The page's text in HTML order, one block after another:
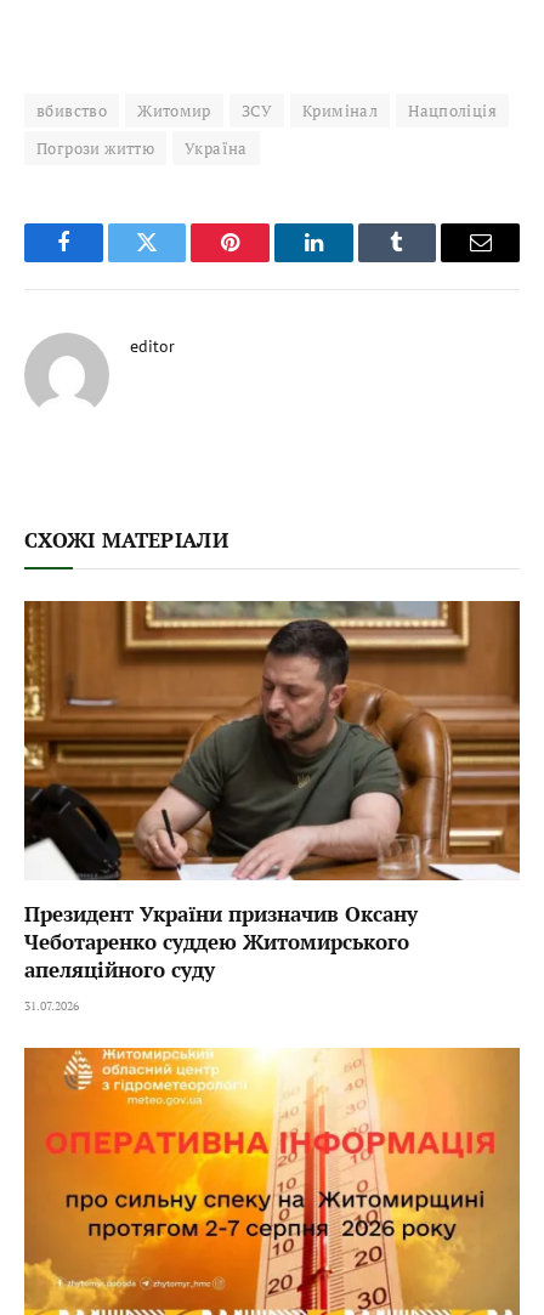
вбивство Житомир ЗСУ Кримінал
Нацполіція
Погрози життю
Україна
FacebookTwitter Pinterest LinkedInTumblr Email
editor
СХОЖІ МАТЕРІАЛИ
Президент України призначив Оксану
Чеботаренко суддею Житомирського
апеляційного суду
31.07.2026